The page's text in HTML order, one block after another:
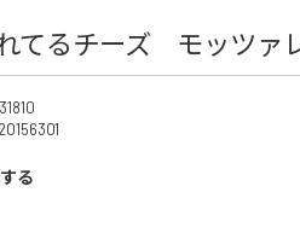
てるチーズ モッツァ
る